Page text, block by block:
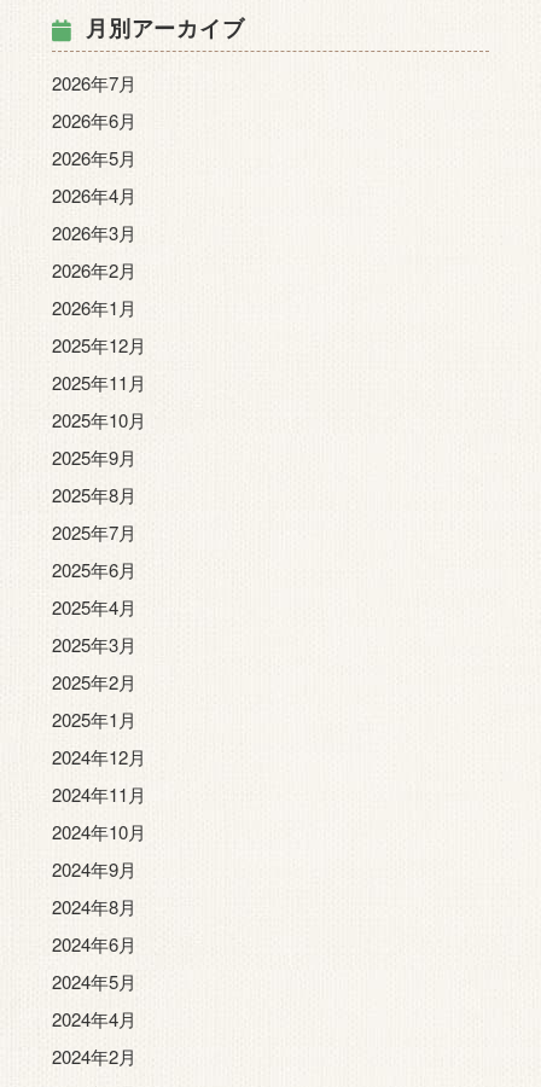
月別アーカイブ
2026年7月
2026年6月
2026年5月
2026年4月
2026年3月
2026年2月
2026年1月
2025年12月
2025年11月
2025年10月
2025年9月
2025年8月
2025年7月
2025年6月
2025年4月
2025年3月
2025年2月
2025年1月
2024年12月
2024年11月
2024年10月
2024年9月
2024年8月
2024年6月
2024年5月
2024年4月
2024年2月